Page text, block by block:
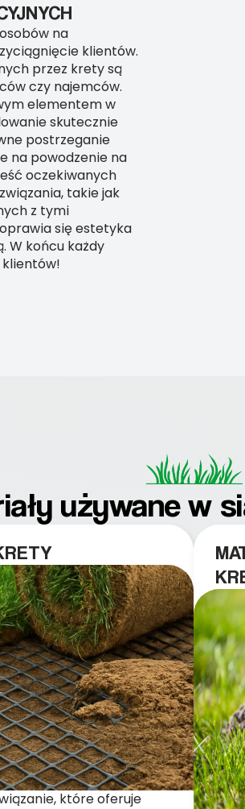
na
klientów.
przez krety są
czy najemców.
elementem w
skutecznie
postrzeganie
na powodzenie na
oczekiwanych
takie jak
z tymi
się estetyka
W końcu każdy
używane w
które oferuje